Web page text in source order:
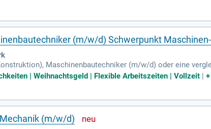
von HLK-Systemen in bestehende Schiffsentwürfe.
Werden Sie Teil eines traditionsreichen
(m/w/d) Schwerpunkt
Maschinenbautechniker (m⁠/⁠w⁠/⁠d) oder eine
Gute Kenntnisse in der 3D-CAD-Konstruktion,
| Weihnachtsgeld | Flexible Arbeitszeiten | Vollzeit |
(m/w/d)